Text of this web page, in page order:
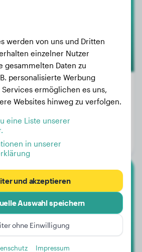
3 Jahre, 5 Monate
Malinois
Grom
werden von uns und Dritten
einzelner Nutzer
gesammelten Daten zu
personalisierte Werbung
Services ermöglichen es uns,
Websites hinweg zu verfolgen.
eine Liste unserer
in unserer
und akzeptieren
Auswahl speichern
ohne Einwilligung
Impressum